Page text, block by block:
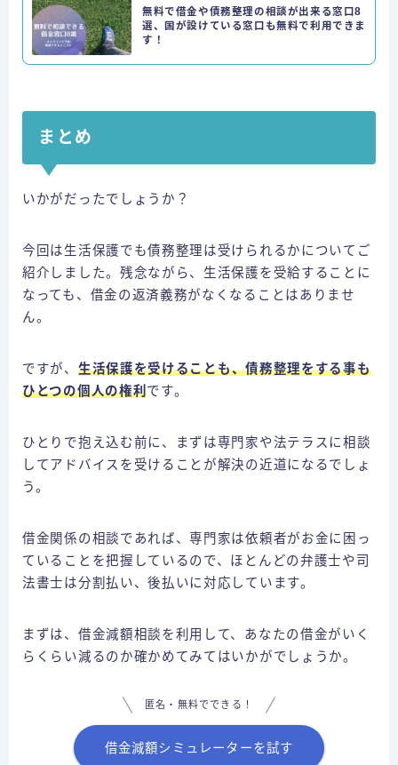
無料で借金や債務整理の相談が出来る窓口8
選、国が設けている窓口も無料で利用できま
す！
まとめ
いかがだったでしょうか？
今回は生活保護でも債務整理は受けられるかについてご
紹介しました。残念ながら、生活保護を受給することに
なっても、借金の返済義務がなくなることはありませ
ん。
ですが、 生活保護を受けることも、債務整理をする事も
ひとつの個人の権利です。
ひとりで抱え込む前に、まずは専門家や法テラスに相談
してアドバイスを受けることが解決の近道になるでしょ
う。
借金関係の相談であれば、専門家は依頼者がお金に困っ
ていることを把握しているので、ほとんどの弁護士や司
法書士は分割払い、後払いに対応しています。
まずは、借金減額相談を利用して、あなたの借金がいく
らくらい減るのか確かめてみてはいかがでしょうか。
匿名・無料でできる！
借金減額シミュレーターを試す